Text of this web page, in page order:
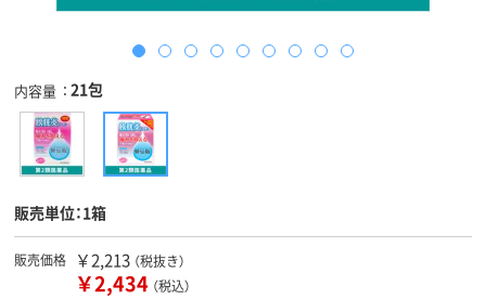
内容量 21包
販売単位：1箱
販売価格 ￥2,213 （税抜き）
￥2,434 （税込）